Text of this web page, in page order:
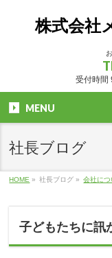
株式会社
受付時間
MENU
社長ブログ
HOME » 社長ブログ » 会社につ
子どもたちに訊